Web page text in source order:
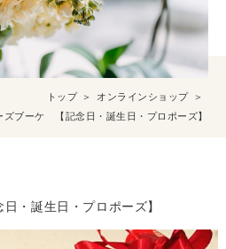
トップ
オンラインショップ
ズブーケ 【記念日・誕生日・プロポーズ】
・誕生日・プロポーズ】